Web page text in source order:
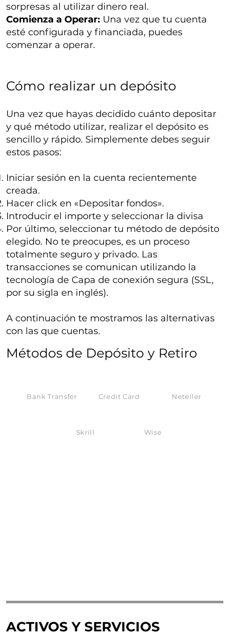
sorpresas al utilizar dinero real.
Comienza a Operar: Una vez que tu cuenta
esté configurada y financiada, puedes
comenzar a operar.
Cómo realizar un depósito
Una vez que hayas decidido cuánto depositar
y qué método utilizar, realizar el depósito es
sencillo y rápido. Simplemente debes seguir
estos pasos:
Iniciar sesión en la cuenta recientemente
creada.
Hacer click en «Depositar fondos».
Introducir el importe y seleccionar la divisa
Por último, seleccionar tu método de depósito
elegido. No te preocupes, es un proceso
totalmente seguro y privado. Las
transacciones se comunican utilizando la
tecnología de Capa de conexión segura (SSL,
por su sigla en inglés).
A continuación te mostramos las alternativas
con las que cuentas.
​Métodos de Depósito y Retiro
Bank Transfer Credit Card Neteller
Skrill Wise
ACTIVOS Y SERVICIOS